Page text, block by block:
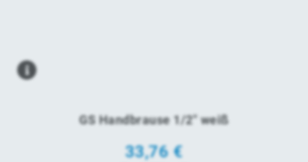
GS Handbrause 1/2" weiß
33,76€